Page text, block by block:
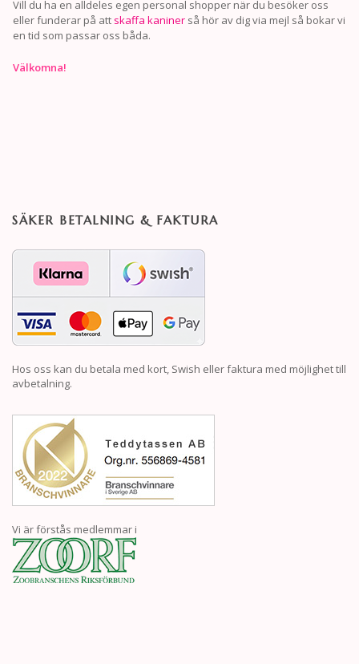
Vill du ha en alldeles egen personal shopper när du besöker oss
eller funderar på att skaffa kaniner så hör av dig via mejl så bokar vi
en tid som passar oss båda.
Välkomna!
SÄKER BETALNING & FAKTURA
Hos oss kan du betala med kort, Swish eller faktura med möjlighet till
avbetalning.
Vi är förstås medlemmar i